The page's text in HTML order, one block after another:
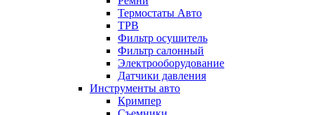
Термостаты Авто
ТРВ
Фильтр осушитель
Фильтр салонный
Электрооборудование
Датчики давления
Инструменты авто
Кримпер